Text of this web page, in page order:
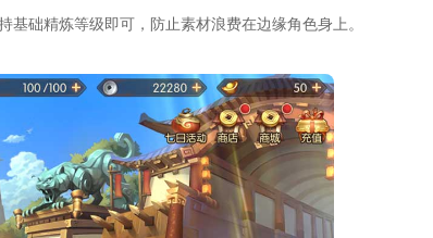
础精炼等级即可，防止素材浪费在边缘角色身上。